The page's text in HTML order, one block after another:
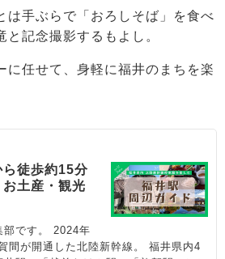
は手ぶらで「おろしそば」を食べ
と記念撮影するもよし。
に任せて、身軽に福井のまちを楽